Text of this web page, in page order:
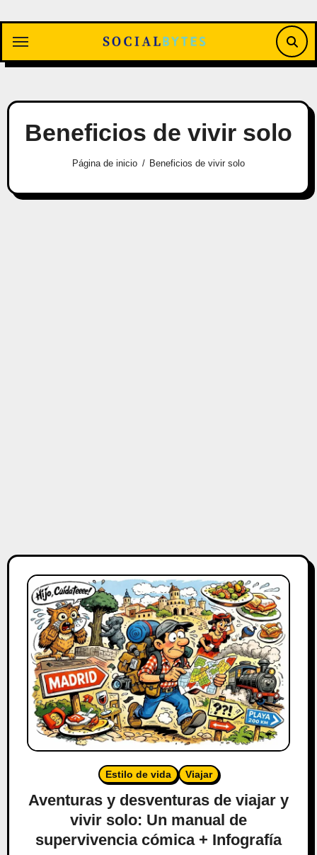
contenido
Beneficios de vivir solo
Página de inicio Beneficios de vivir solo
Estilo de vida Viajar
Aventuras y desventuras de viajar y
vivir solo: Un manual de
supervivencia cómica + Infografía